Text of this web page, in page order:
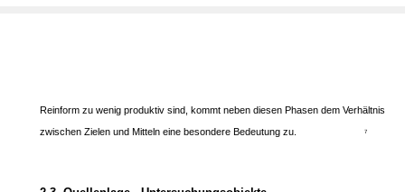
Reinform zu wenig produktiv sind, kommt neben diesen Phasen dem Verhältnis
zwischen Zielen und Mitteln eine besondere Bedeutung zu. 7